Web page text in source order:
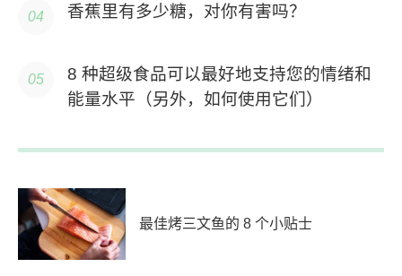
香蕉里有多少糖，对你有害吗？
8 种超级食品可以最好地支持您的情绪和
能量水平（另外，如何使用它们）
最佳烤三文鱼的 8 个小贴士